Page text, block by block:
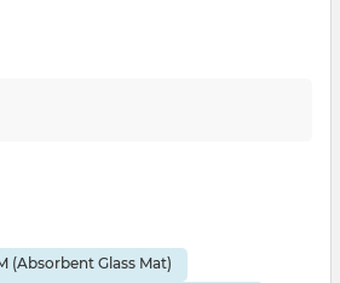
(Absorbent Glass Mat)